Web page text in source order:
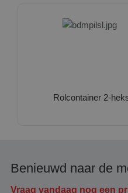
Rolcontainer 2-
Benieuwd naar de
Vraag vandaag nog een